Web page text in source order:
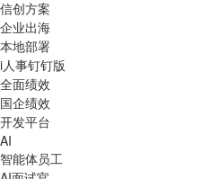
信创方案
企业出海
本地部署
i人事钉钉版
全面绩效
国企绩效
开发平台
AI
智能体员工